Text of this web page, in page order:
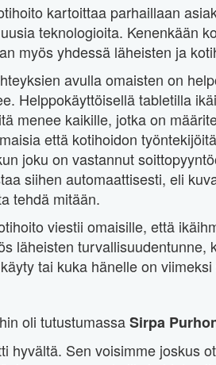
kartoittaa parhaillaan
teknologioita. Kenenkään
myös yhdessä läheisten ja
avulla omaisten on
Helppokäyttöisellä tabletilla
menee kaikille, jotka on
että kotihoidon
joku on vastannut
siihen automaattisesti, eli
tehdä mitään.
viestii omaisille, että
läheisten turvallisuudentunne,
tai kuka hänelle on
oli tutustumassaSirpa
hyvältä. Sen voisimme joskus